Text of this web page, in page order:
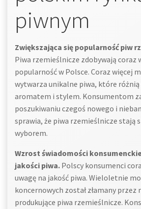
piwnym
Zwiększająca się popularność piw
Piwa rzemieślnicze zdobywają coraz
popularność w Polsce. Coraz więcej
wytwarza unikalne piwa, które różnią
aromatem i stylem. Konsumentom
poszukiwaniu czegoś nowego i
sprawia, że piwa rzemieślnicze stają
wyborem.
Wzrost świadomości
jakości piwa. Polscy konsumenci
uwagę na jakość piwa. Wieloletnie
koncernowych został złamany przez
produkujące piwa rzemieślnicze.